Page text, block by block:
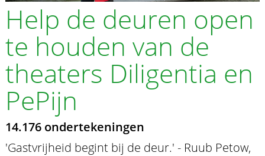
Help de deuren open
te houden van de
theaters Diligentia en
PePijn
14.176 ondertekeningen
'Gastvrijheid begint bij de deur.' - Ruub Petow,